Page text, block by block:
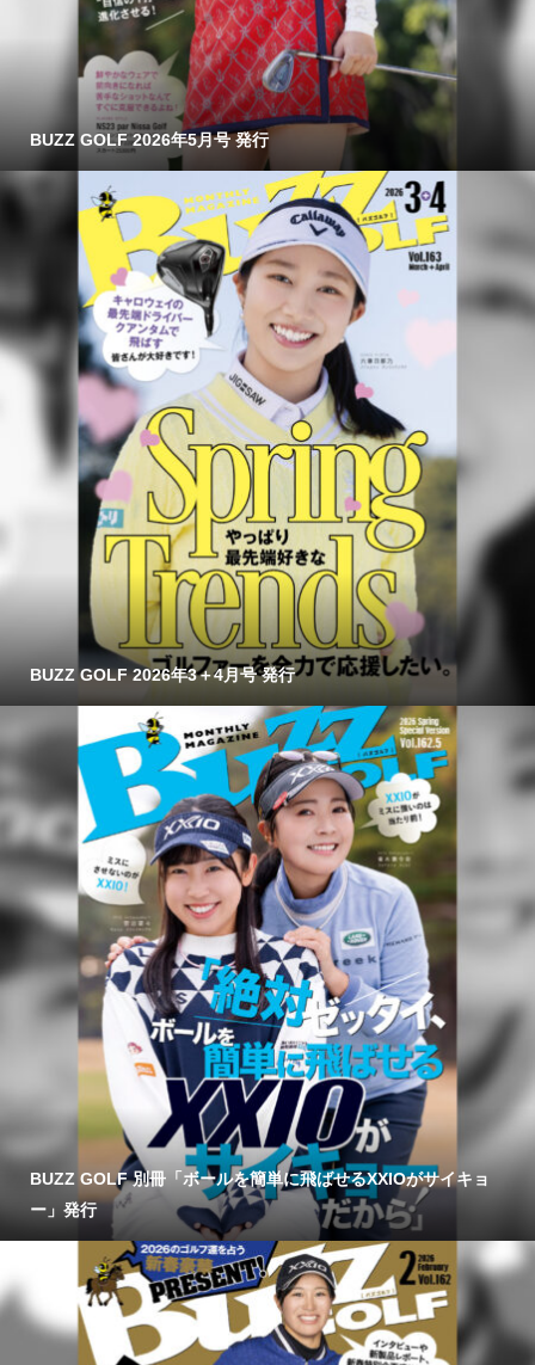
BUZZ GOLF 2026年5月号 発行
BUZZ GOLF 2026年3＋4月号 発行
BUZZ GOLF 別冊「ボールを簡単に飛ばせるXXIOがサイキョ
ー」発行